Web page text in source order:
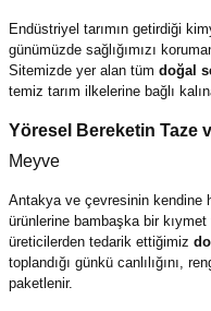
Endüstriyel tarımın getirdiği
günümüzde sağlığımızı
Sitemizde yer alan tüm doğal
temiz tarım ilkelerine bağlı
Yöresel Bereketin Taze
Meyve
Antakya ve çevresinin kendine
ürünlerine bambaşka bir kıymet
üreticilerden tedarik ettiğimiz
toplandığı günkü canlılığını,
paketlenir.